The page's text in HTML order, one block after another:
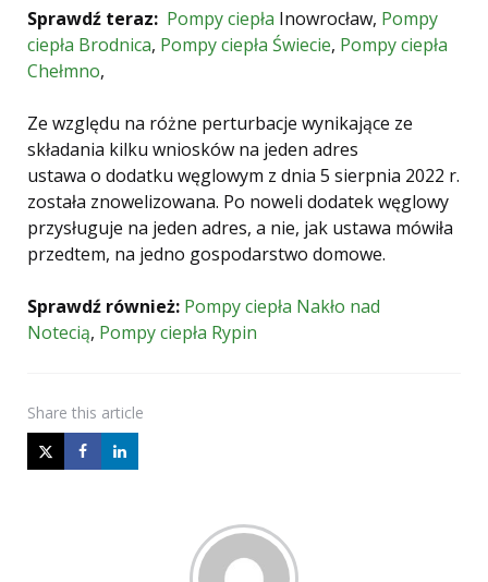
Sprawdź teraz: Pompy ciepła Inowrocław, Pompy
ciepła Brodnica, Pompy ciepła Świecie, Pompy ciepła
Chełmno,
Ze względu na różne perturbacje wynikające ze
składania kilku wniosków na jeden adres
ustawa o dodatku węglowym z dnia 5 sierpnia 2022 r.
została znowelizowana. Po noweli dodatek węglowy
przysługuje na jeden adres, a nie, jak ustawa mówiła
przedtem, na jedno gospodarstwo domowe.
Sprawdź również: Pompy ciepła Nakło nad
Notecią, Pompy ciepła Rypin
Share this article